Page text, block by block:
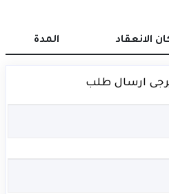
الانعقاد المدة
ارسال طلب